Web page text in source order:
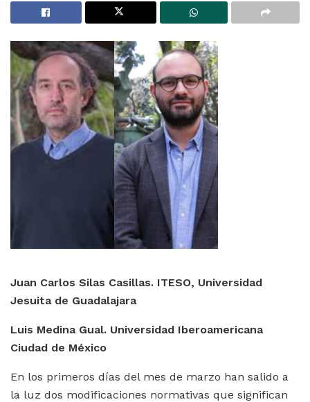
Juan Carlos Silas Casillas. ITESO, Universidad
Jesuita de Guadalajara
Luis Medina Gual. Universidad Iberoamericana
Ciudad de México
En los primeros días del mes de marzo han salido a
la luz dos modificaciones normativas que significan